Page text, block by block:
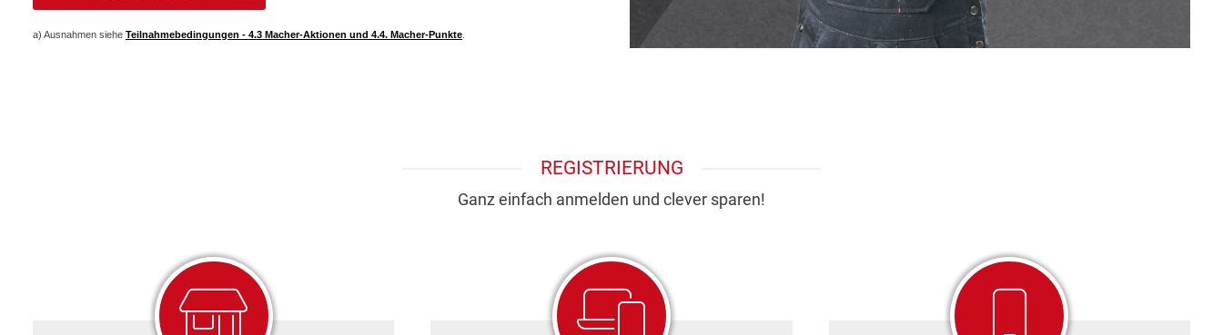
a) Ausnahmen siehe Teilnahmebedingungen - 4.3 Macher-Aktionen und 4.4. Macher-Punkte
REGISTRIERUNG
Ganz einfach anmelden und clever sparen!